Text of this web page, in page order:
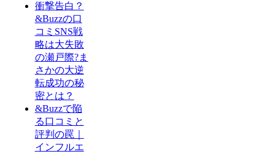
衝撃告白？
&Buzzの口
コミSNS戦
略は大失敗
の瀬戸際?ま
さかの大逆
転成功の秘
密とは？
&Buzzで陥
る口コミと
評判の罠｜
インフルエ